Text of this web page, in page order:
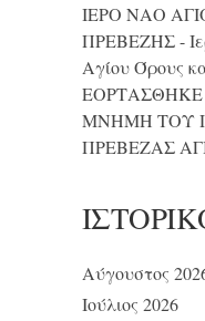
ΙΕΡΟ ΝΑΟ
ΠΡΕΒΕΖΗΣ -
Αγίου Όρους
ΜΝΗΜΗ ΤΟΥ
ΠΡΕΒΕΖΑΣ
Αύγουστος
Ιούλιος 2026